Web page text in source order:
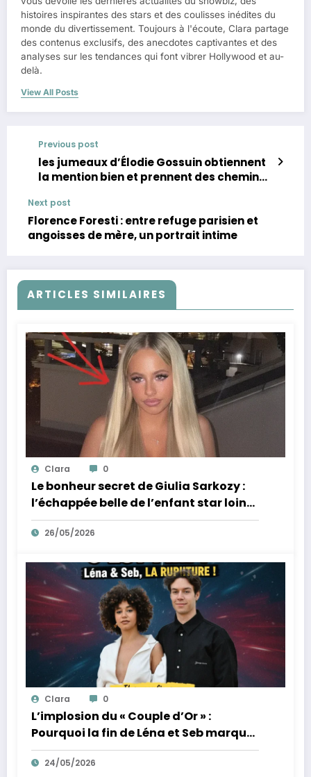
histoires inspirantes des stars et des coulisses inédites du
monde du divertissement. Toujours à l'écoute, Clara partage
des contenus exclusifs, des anecdotes captivantes et des
analyses sur les tendances qui font vibrer Hollywood et au-
delà.
View All Posts
Previous post
les jumeaux d’Élodie Gossuin obtiennent
la mention bien et prennent des chemins
Next post
Florence Foresti : entre refuge parisien et
angoisses de mère, un portrait intime
ARTICLES SIMILAIRES
Clara 0
Le bonheur secret de Giulia Sarkozy :
l’échappée belle de l’enfant star loin
des tumultes familiaux.
26/05/2026
Clara 0
L’implosion du « Couple d’Or » :
Pourquoi la fin de Léna et Seb marque
la fin de l’innocence sur YouTube
24/05/2026